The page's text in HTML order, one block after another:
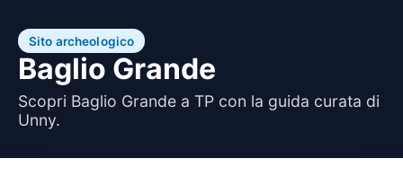
Sito archeologico
Baglio Grande
Scopri Baglio Grande a TP con la guida curata di
Unny.